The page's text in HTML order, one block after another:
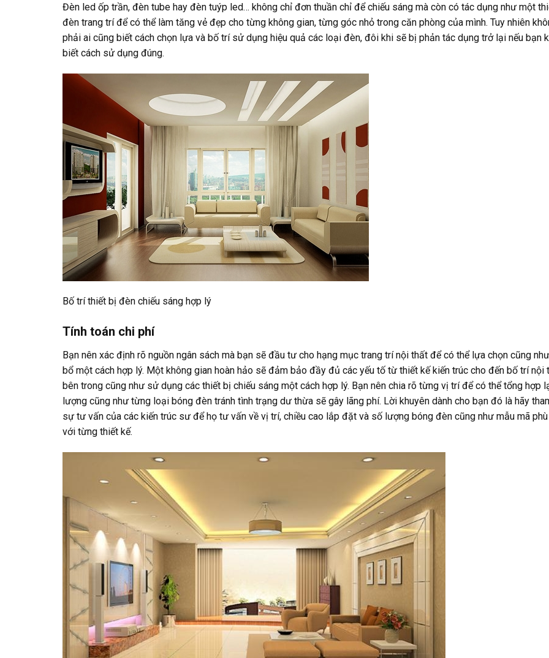
Đèn led ốp trần, đèn tube hay đèn tuýp led… không chỉ đơn thuần chỉ để chiếu sáng mà còn có tác dụng như một
đèn trang trí để có thể làm tăng vẻ đẹp cho từng không gian, từng góc nhỏ trong căn phòng của mình. Tuy nhiên
phải ai cũng biết cách chọn lựa và bố trí sử dụng hiệu quả các loại đèn, đôi khi sẽ bị phản tác dụng trở lại nếu bạn
biết cách sử dụng đúng.
Bố trí thiết bị đèn chiếu sáng hợp lý
Tính toán chi phí
Bạn nên xác định rõ nguồn ngân sách mà bạn sẽ đầu tư cho hạng mục trang trí nội thất để có thể lựa chọn cũng
bổ một cách hợp lý. Một không gian hoàn hảo sẽ đảm bảo đầy đủ các yếu tố từ thiết kế kiến trúc cho đến bố trí nội
bên trong cũng như sử dụng các thiết bị chiếu sáng một cách hợp lý. Bạn nên chia rõ từng vị trí để có thể tổng hợp
lượng cũng như từng loại bóng đèn tránh tình trạng dư thừa sẽ gây lãng phí. Lời khuyên dành cho bạn đó là hãy
sự tư vấn của các kiến trúc sư để họ tư vấn về vị trí, chiều cao lắp đặt và số lượng bóng đèn cũng như mẫu mã
với từng thiết kế.